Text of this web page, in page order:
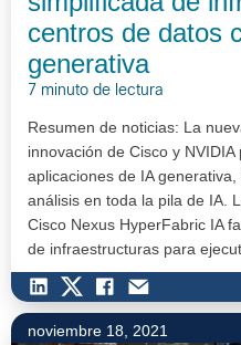
centros de datos
generativa
7 minuto de lectura
Resumen de noticias: La
innovación de Cisco y
aplicaciones de IA
análisis en toda la pila de IA.
Cisco Nexus HyperFabric IA
de infraestructuras para
noviembre 18, 2021